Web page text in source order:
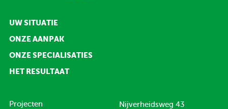
UW SITUATIE
ONZE AANPAK
ONZE SPECIALISATIES
HET RESULTAAT
Projecten
Nijverheidsweg 43